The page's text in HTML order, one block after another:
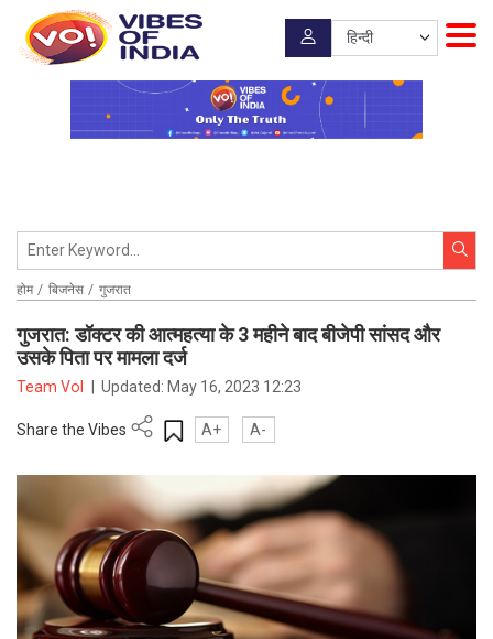
होम बिजनेस गुजरात
गुजरात: डॉक्टर की आत्महत्या के 3 महीने बाद बीजेपी सांसद और
उसके पिता पर मामला दर्ज
Team VoI Updated: May 16, 2023 12:23
Share the Vibes A+ A-